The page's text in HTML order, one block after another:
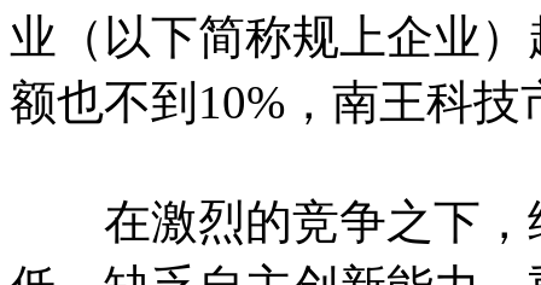
业（以下简称规上企业
额也不到10%，南王科技
在激烈的竞争之下，